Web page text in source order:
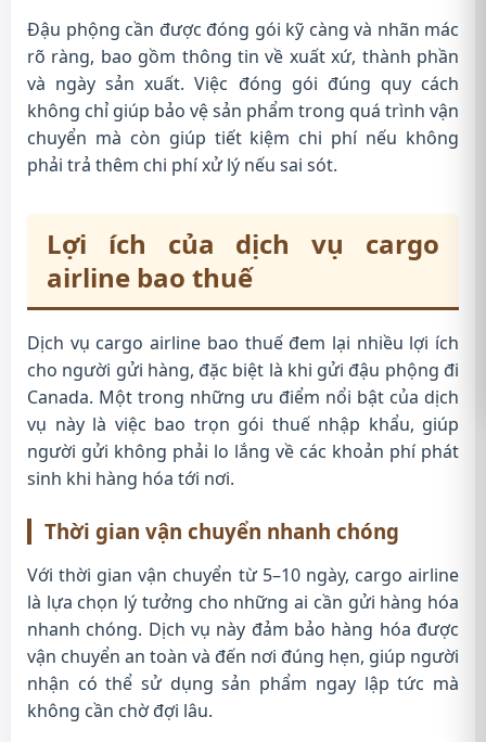
Đậu phộng cần được đóng gói kỹ càng và nhãn mác
rõ ràng, bao gồm thông tin về xuất xứ, thành phần
và ngày sản xuất. Việc đóng gói đúng quy cách
không chỉ giúp bảo vệ sản phẩm trong quá trình vận
chuyển mà còn giúp tiết kiệm chi phí nếu không
phải trả thêm chi phí xử lý nếu sai sót.
Lợi ích của dịch vụ cargo
airline bao thuế
Dịch vụ cargo airline bao thuế đem lại nhiều lợi ích
cho người gửi hàng, đặc biệt là khi gửi đậu phộng đi
Canada. Một trong những ưu điểm nổi bật của dịch
vụ này là việc bao trọn gói thuế nhập khẩu, giúp
người gửi không phải lo lắng về các khoản phí phát
sinh khi hàng hóa tới nơi.
Thời gian vận chuyển nhanh chóng
Với thời gian vận chuyển từ 5–10 ngày, cargo airline
là lựa chọn lý tưởng cho những ai cần gửi hàng hóa
nhanh chóng. Dịch vụ này đảm bảo hàng hóa được
vận chuyển an toàn và đến nơi đúng hẹn, giúp người
nhận có thể sử dụng sản phẩm ngay lập tức mà
không cần chờ đợi lâu.